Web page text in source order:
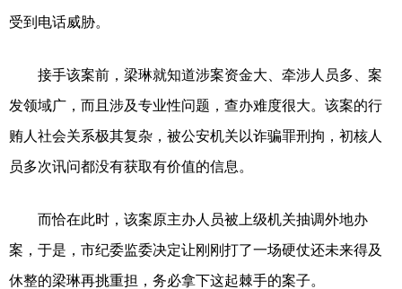
受到电话威胁。
接手该案前，梁琳就知道涉案资金大、牵涉人员多、案
发领域广，而且涉及专业性问题，查办难度很大。该案的行
贿人社会关系极其复杂，被公安机关以诈骗罪刑拘，初核人
员多次讯问都没有获取有价值的信息。
而恰在此时，该案原主办人员被上级机关抽调外地办
案，于是，市纪委监委决定让刚刚打了一场硬仗还未来得及
休整的梁琳再挑重担，务必拿下这起棘手的案子。